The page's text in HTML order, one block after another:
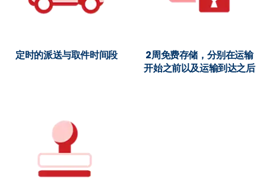
定时的派送与取件时间段
2周免费存储，分别在运输
开始之前以及运输到达之后